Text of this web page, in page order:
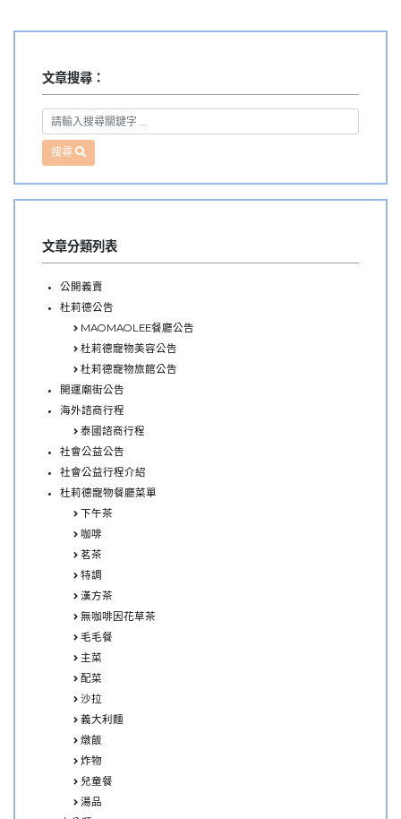
文章搜尋：
搜尋
文章分類列表
公開義賣
杜莉德公告
MAOMAOLEE餐廳公告
杜莉德寵物美容公告
杜莉德寵物旅館公告
開運廟街公告
海外諮商行程
泰國諮商行程
社會公益公告
社會公益行程介紹
杜莉德寵物餐廳菜單
下午茶
咖啡
茗茶
特調
漢方茶
無咖啡因花草茶
毛毛餐
主菜
配菜
沙拉
義大利麵
燉飯
炸物
兒童餐
湯品